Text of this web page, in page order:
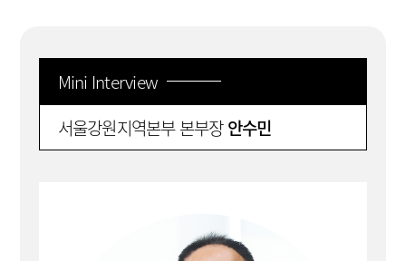
Mini Interview
서울강원지역본부 본부장안수민